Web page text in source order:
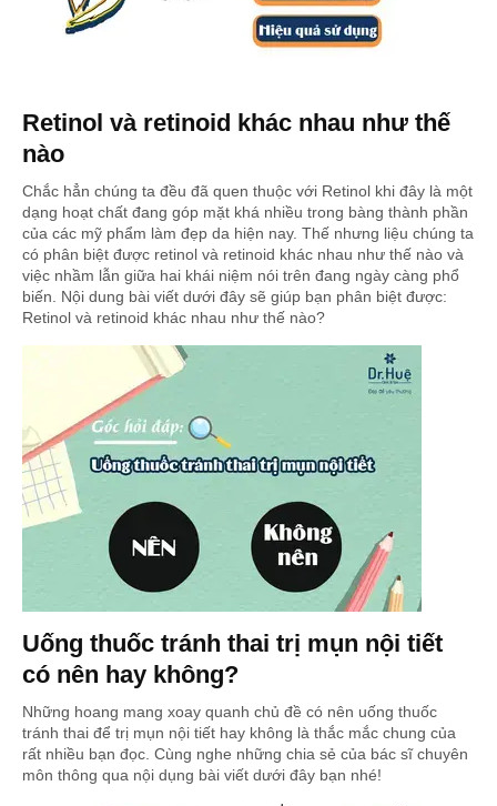
Retinol và retinoid khác nhau như thế
nào
Chắc hẳn chúng ta đều đã quen thuộc với Retinol khi đây là một
dạng hoạt chất đang góp mặt khá nhiều trong bàng thành phần
của các mỹ phẩm làm đẹp da hiện nay. Thế nhưng liệu chúng ta
có phân biệt được retinol và retinoid khác nhau như thế nào và
việc nhầm lẫn giữa hai khái niệm nói trên đang ngày càng phổ
biến. Nội dung bài viết dưới đây sẽ giúp bạn phân biệt được:
Retinol và retinoid khác nhau như thế nào?
Uống thuốc tránh thai trị mụn nội tiết
có nên hay không?
Những hoang mang xoay quanh chủ đề có nên uống thuốc
tránh thai để trị mụn nội tiết hay không là thắc mắc chung của
rất nhiều bạn đọc. Cùng nghe những chia sẻ của bác sĩ chuyên
môn thông qua nội dụng bài viết dưới đây bạn nhé!